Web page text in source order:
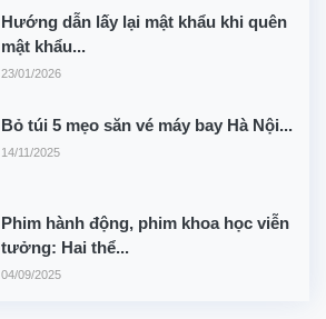
Hướng dẫn lấy lại mật khẩu khi quên
mật khẩu...
23/01/2026
Bỏ túi 5 mẹo săn vé máy bay Hà Nội...
14/11/2025
Phim hành động, phim khoa học viễn
tưởng: Hai thể...
04/09/2025